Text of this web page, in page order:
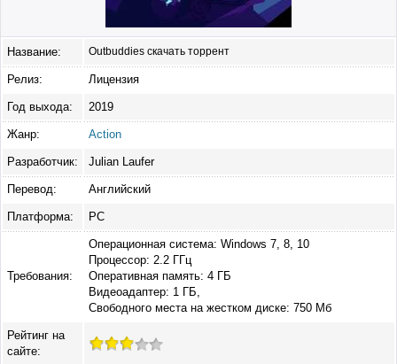
Название: Outbuddies скачать торрент
Релиз: Лицензия
Год выхода: 2019
Жанр: Action
Разработчик: Julian Laufer
Перевод: Английский
Платформа: PC
Требования:
Операционная система: Windows 7, 8, 10
Процессор: 2.2 ГГц
Оперативная память: 4 ГБ
Видеоадаптер: 1 ГБ,
Свободного места на жестком диске: 750 Мб
Рейтинг на
сайте: